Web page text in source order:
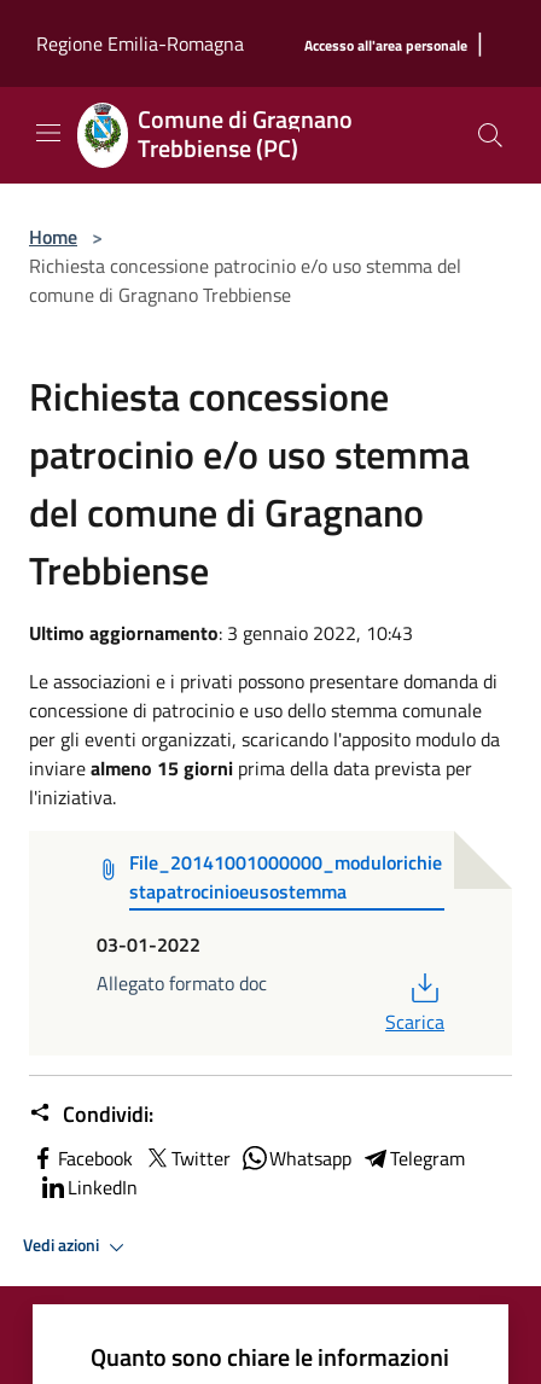
Regione Emilia-Romagna
Accesso all'area personale |
Comune di Gragnano
Trebbiense (PC)
Home >
Richiesta concessione patrocinio e/o uso stemma del
comune di Gragnano Trebbiense
Richiesta concessione
patrocinio e/o uso stemma
del comune di Gragnano
Trebbiense
Ultimo aggiornamento: 3 gennaio 2022, 10:43
Le associazioni e i privati possono presentare domanda di
concessione di patrocinio e uso dello stemma comunale
per gli eventi organizzati, scaricando l'apposito modulo da
inviarealmeno 15 giorni prima della data prevista per
l'iniziativa.
File_20141001000000_modulorichie
stapatrocinioeusostemma
03-01-2022
Allegato formato doc
Scarica
Condividi:
Facebook Twitter Whatsapp
Telegram
LinkedIn
Vedi azioni
Quanto sono chiare le informazioni